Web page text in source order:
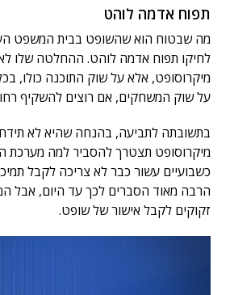
תפוח אדמה לוהט
מה שבטוח הוא שהשופט בבית המשפט
לחיקו תפוח אדמה לוהט. ההחלטה שלו
מיקרוסופט, אלא על שוק התוכנה כולו,
על שוק המשחקים, אם רוצים להשקיף
בתשובתה לתביעה, בהנחה שהיא לא
מיקרוסופט תצטרך להסביר למה מערכת
כשבועיים עשור כבר לא צריכה לקבל
הרבה מאוד הסברים לכך עד היום, אבל
זקוקים לקבל אישור של שופט.